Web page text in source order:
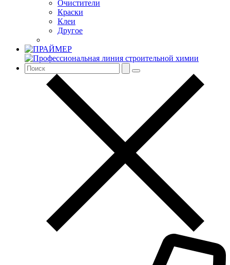
Очистители
Краски
Клеи
Другое